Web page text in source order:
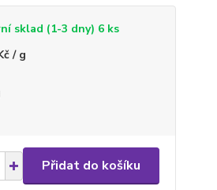
sklad (1-3 dny) 6 ks
/ g
Přidat do košíku